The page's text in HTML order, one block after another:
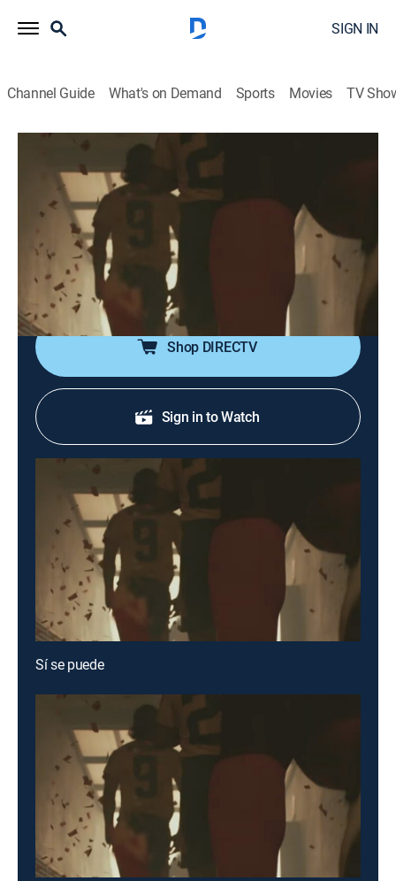
SIGN IN
Channel Guide What's on Demand Sports Movies TV
Sí se puede
Biography, Soccer, Soap
Se relata la clasificación de la selección ecuatoriana
de fútbol por primera vez al mundial a finales del
2001. Además, se cuenta la vida de Jaime Iván
Kaviedes.
Shop DIRECTV
Sign in to Watch
Sí se puede